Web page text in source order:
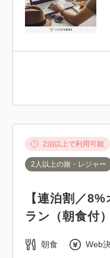
2泊以上で利用可能
2人以上の旅・レジャー
【連泊割／
ラン（朝食付）
朝食 Web